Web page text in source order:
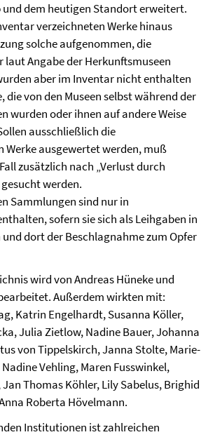
und dem heutigen Standort erweitert.
verzeichneten Werke hinaus
solche aufgenommen, die
laut Angabe der Herkunftsmuseen
aber im Inventar nicht enthalten
die von den Museen selbst während der
wurden oder ihnen auf andere Weise
ausschließlich die
Werke ausgewertet werden, muß
zusätzlich nach „Verlust durch
werden.
Sammlungen sind nur in
sofern sie sich als Leihgaben in
und dort der Beschlagnahme zum Opfer
wird von Andreas Hüneke und
Außerdem wirkten mit:
Katrin Engelhardt, Susanna Köller,
Julia Zietlow, Nadine Bauer, Johanna
von Tippelskirch, Janna Stolte, Marie-
Vehling, Maren Fusswinkel,
Thomas Köhler, Lily Sabelus, Brighid
Roberta Hövelmann.
Institutionen ist zahlreichen